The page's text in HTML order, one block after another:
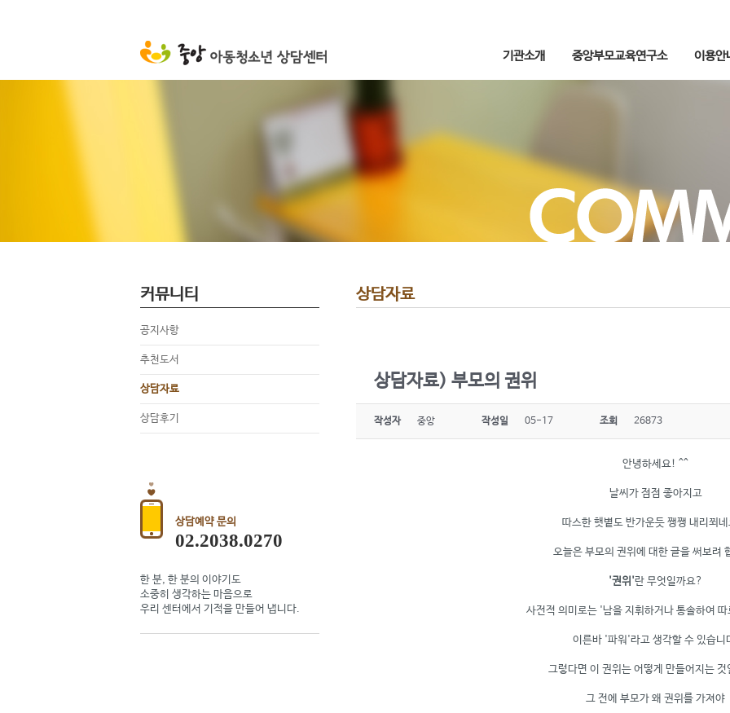
기관소개 중앙부모교육연구소 이용안
커뮤니티
공지사항
추천도서
상담자료
상담후기
상담예약 문의
02.2038.0270
한 분, 한 분의 이야기도
소중히 생각하는 마음으로
우리 센터에서 기적을 만들어 냅니다.
상담자료
상담자료) 부모의 권위
작성자 중앙 작성일 05-17 조회 26873
안녕하세요! ^^
날씨가 점점 좋아지고
따스한 햇볕도 반가운듯 쨍쨍 내리쬐
오늘은 부모의 권위에 대한 글을 써보려
'권위'란 무엇일까요?
사전적 의미로는 '남을 지휘하거나 통솔하여
이른바 '파워'라고 생각할 수 있습니
그렇다면 이 권위는 어떻게 만들어지는 것
그 전에 부모가 왜 권위를 가져야